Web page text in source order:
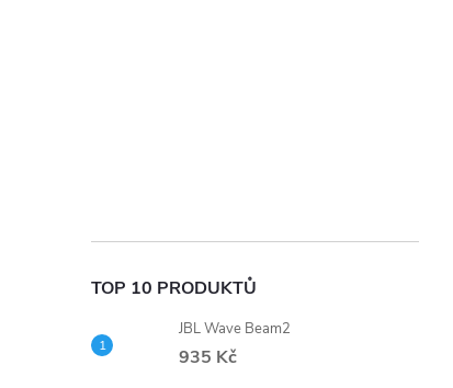
TOP 10 PRODUKTŮ
JBL Wave Beam2
935 Kč